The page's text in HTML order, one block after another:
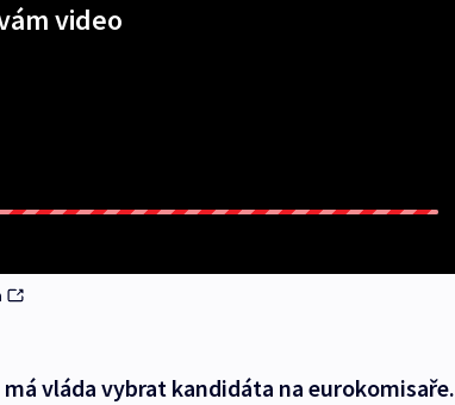
video
vláda vybrat kandidáta na eurokomisaře.